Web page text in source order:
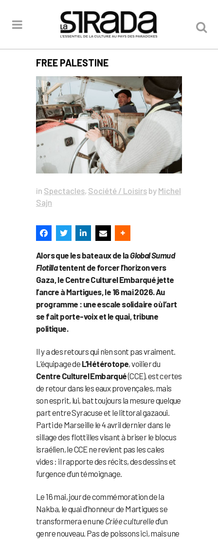
FREE PALESTINE
in Spectacles, Société / Loisirs by Michel
Sajn
Alors que les bateaux de la Global Sumud
Flotillatentent de forcer l’horizon vers
Gaza, le Centre Culturel Embarqué jette
l’ancre à Martigues, le 16 mai 2026. Au
programme : une escale solidaire où l’art
se fait porte-voix et le quai, tribune
politique.
Il y a des retours qui n’en sont pas vraiment.
L’équipage de L’Hétérotope, voilier du
Centre Culturel Embarqué(CCE), est certes
de retour dans les eaux provençales, mais
son esprit, lui, bat toujours la mesure quelque
part entre Syracuse et le littoral gazaoui.
Parti de Marseille le 4 avril dernier dans le
sillage des flottilles visant à briser le blocus
israélien, le CCE ne revient pas les cales
vides : il rapporte des récits, des dessins et
l’urgence d’un témoignage.
Le 16 mai, jour de commémoration de la
Nakba, le quai d’honneur de Martigues se
transformera en une Criée culturelled’un
genre nouveau. Pas de poissons ici, mais une